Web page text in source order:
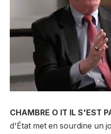
CHAMBRE O IT IL S'EST
d'État met en sourdine un